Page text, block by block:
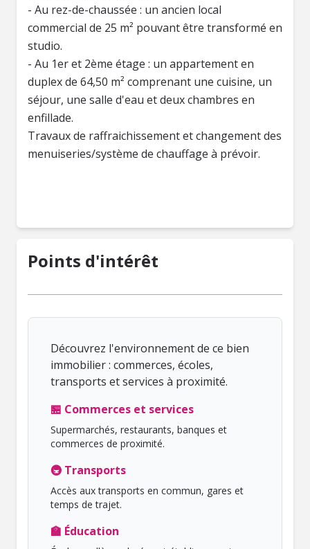
- Au rez-de-chaussée : un ancien local
commercial de 25 m² pouvant être transformé en
studio.
- Au 1er et 2ème étage : un appartement en
duplex de 64,50 m² comprenant une cuisine, un
séjour, une salle d'eau et deux chambres en
enfillade.
Travaux de raffraichissement et changement des
menuiseries/système de chauffage à prévoir.
Points d'intérêt
Découvrez l'environnement de ce bien
immobilier : commerces, écoles,
transports et services à proximité.
🏪 Commerces et services
Supermarchés, restaurants, banques et
commerces de proximité.
🚇 Transports
Accès aux transports en commun, gares et
temps de trajet.
🏫 Éducation